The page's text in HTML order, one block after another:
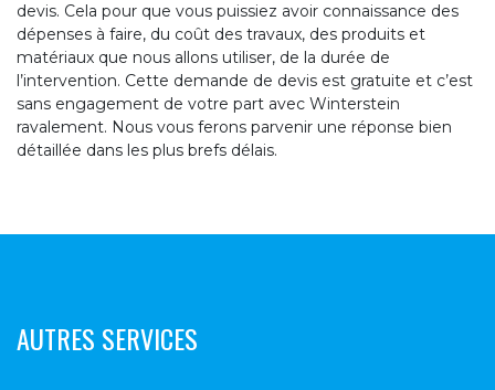
devis. Cela pour que vous puissiez avoir connaissance des
dépenses à faire, du coût des travaux, des produits et
matériaux que nous allons utiliser, de la durée de
l’intervention. Cette demande de devis est gratuite et c’est
sans engagement de votre part avec Winterstein
ravalement. Nous vous ferons parvenir une réponse bien
détaillée dans les plus brefs délais.
AUTRES SERVICES